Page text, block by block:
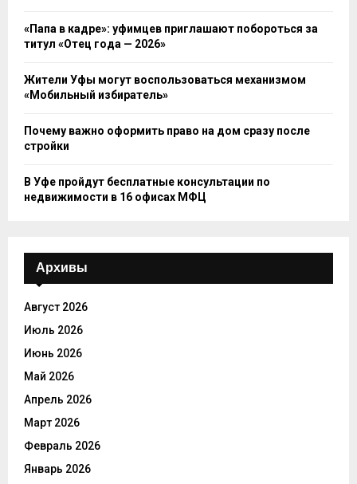
«Папа в кадре»: уфимцев приглашают побороться за
титул «Отец года — 2026»
Жители Уфы могут воспользоваться механизмом
«Мобильный избиратель»
Почему важно оформить право на дом сразу после
стройки
В Уфе пройдут бесплатные консультации по
недвижимости в 16 офисах МФЦ
Архивы
Август 2026
Июль 2026
Июнь 2026
Май 2026
Апрель 2026
Март 2026
Февраль 2026
Январь 2026